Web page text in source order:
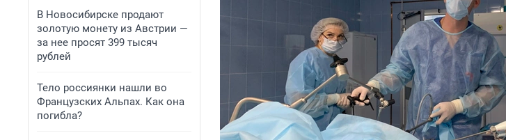
В Новосибирске продают
золотую монету из Австрии —
за нее просят 399 тысяч
рублей
Тело россиянки нашли во
Французских Альпах. Как она
погибла?